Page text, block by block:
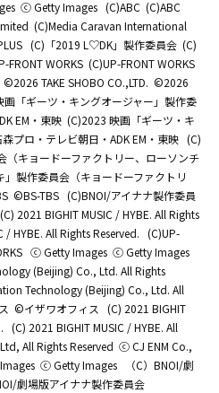
ⓒ Getty Images (C)ABC (C)ABC
(C)Media Caravan International
(C)「2019 L♡DK」製作委員会 (C)
FRONT WORKS (C)UP-FRONT WORKS
©2026 TAKE SHOBO CO.,LTD. ©2026
画「ギーツ・キングオージャー」製作委
EM・東映 (C)2023 映画「ギーツ・キ
プロ・テレビ朝日・ADK EM・東映 (C)
（キョードーファクトリー、ローソンチ
」製作委員会（キョードーファクトリ
©BS-TBS (C)BNOI/アイナナ製作委員
(C) 2021 BIGHIT MUSIC / HYBE. All Rights
/ HYBE. All Rights Reserved. (C)UP-
ⓒ Getty Images ⓒ Getty Images
(Beijing) Co., Ltd. All Rights
Technology (Beijing) Co., Ltd. All
©イザワオフィス
(C) 2021 BIGHIT
(C) 2021 BIGHIT MUSIC / HYBE. All
All Rights Reserved ⓒ CJ ENM Co.,
ⓒ Getty Images
（C）BNOI/劇
劇場版アイナナ製作委員会